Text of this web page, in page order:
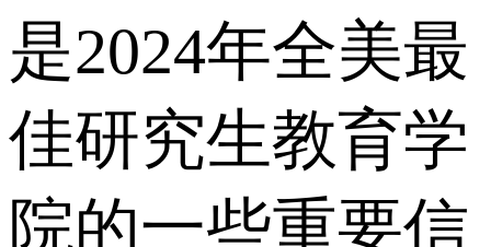
是2024年全美最
佳研究生教育学
院的一些重要信